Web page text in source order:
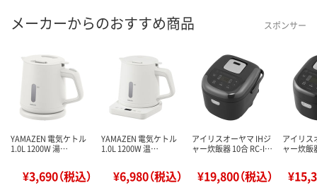
メーカーからのおすすめ商品 スポンサー
YAMAZEN 電気ケトル
1.0L 1200W 湯…
¥3,690（税込）
YAMAZEN 電気ケトル
1.0L 1200W 温…
¥6,980（税込）
アイリスオーヤマ IHジ
ャー炊飯器 10合 RC-I…
¥19,800（税込）
アイリス
ャー炊飯